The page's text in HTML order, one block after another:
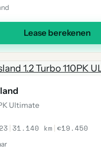
Lease berekenen
Ultimate
| 31.140 km |€19.450